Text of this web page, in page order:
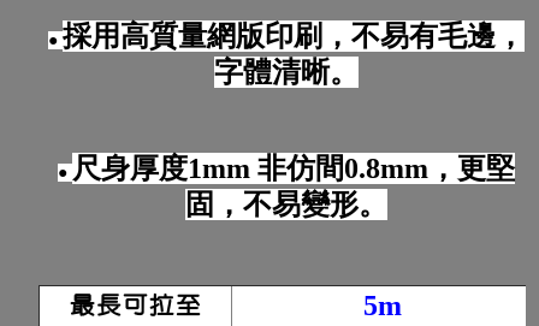
●採用高質量網版印刷，不易有毛邊，
字體清晰。
● 尺身厚度1mm 非仿間0.8mm，更堅
固，不易變形。
最長可拉至
5m